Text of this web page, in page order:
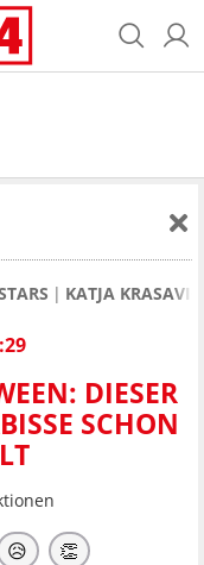
KATJA
DIESER
SCHON
😥 👏